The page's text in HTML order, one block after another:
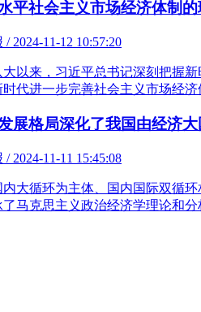
平社会主义市场经济体制
2024-11-12 10:57:20
大以来，习近平总书记深刻把握
时代进一步完善社会主义市场经
展格局深化了我国由经济
2024-11-11 15:45:08
内大循环为主体、国内国际双循
马克思主义政治经济学理论和